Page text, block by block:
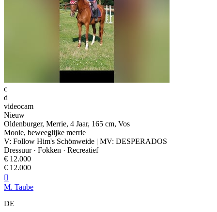
c
d
videocam
Nieuw
Oldenburger, Merrie, 4 Jaar, 165 cm, Vos
Mooie, beweeglijke merrie
V: Follow Him's Schönweide | MV: DESPERADOS
Dressuur · Fokken · Recreatief
€ 12.000
€ 12.000

M. Taube
DE